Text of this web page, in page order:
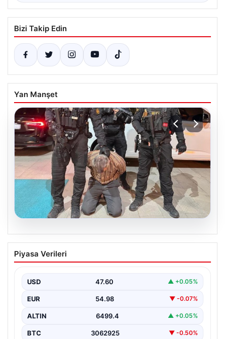
Bizi Takip Edin
Yan Manşet
FETÖ’nün Marmaris suikast timindeki
teröristin ifadesi ortaya çıktı. Gizli
Piyasa Verileri
USD 47.60 ▲ +0.05%
EUR 54.98 ▼ -0.07%
ALTIN 6499.4 ▲ +0.05%
BTC 3062925 ▼ -0.50%